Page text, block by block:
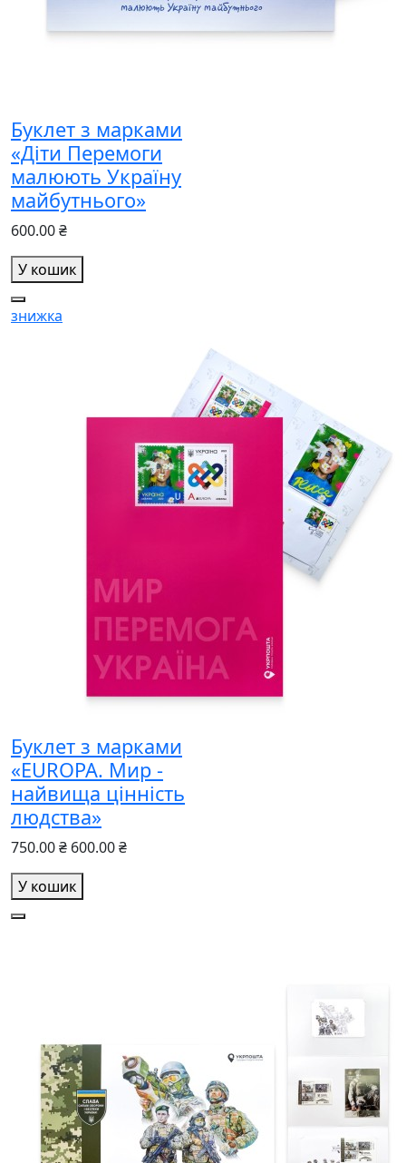
Буклет з марками
«Діти Перемоги
малюють Україну
майбутнього»
600.00 ₴
У кошик
знижка
Буклет з марками
«EUROPA. Мир -
найвища цінність
людства»
750.00 ₴ 600.00 ₴
У кошик